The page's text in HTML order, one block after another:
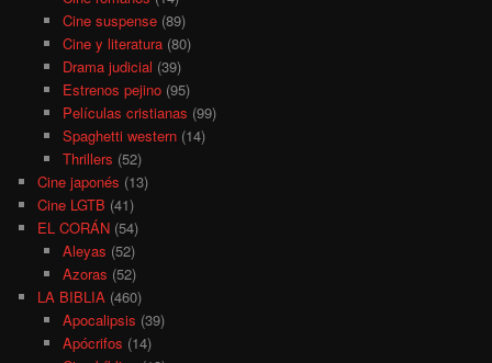
Cine suspense(89)
Cine y literatura(80)
Drama judicial (39)
Estrenos pejino(95)
Películas cristianas (99)
Spaghetti western(14)
Thrillers (52)
Cine japonés (13)
Cine LGTB (41)
EL CORÁN (54)
Aleyas (52)
Azoras (52)
LA BIBLIA (460)
Apocalipsis (39)
Apócrifos (14)